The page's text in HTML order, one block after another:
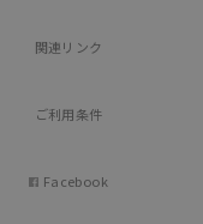
関連リンク
ご利用条件
Facebook